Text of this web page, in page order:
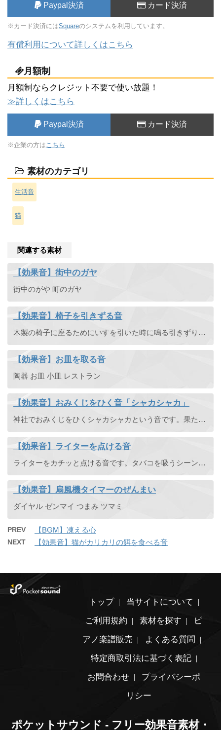
Paypal決済 カード決済
※カード決済にはSquareのシステムを利用しています。
有償利用について詳しくはこちら
月額制
月額制ならクレジット不要で使い放題！
≫詳しくはこちら
Paypal決済 カード決済
※企業の方は こちら
素材のカテゴリ
生活音
猫
関連する素材
【効果音】街中のガヤ
街中のがや 町のガヤ
【効果音】椅子を引きずる音
木製の椅子に座るためにいすを引いた時に鳴る引きずり音です。ギーッ。
【効果音】お皿を取る音
陶器 お皿 小皿 レストラン
【効果音】おみくじをひく音「シャカシャカ」
神社でおみくじをひくシャカシャカという音です。果たして末吉でしょうか、中吉でしょうか、大吉でしょうか、それとも凶でしょうか。
【効果音】ライターを点ける音
ライターをカチッと点ける音です。タバコを吸うシーンなどでどうぞ。
【効果音】扇風機タイマーのぜんまい
ダイヤル ゼンマイ つまみ ツマミ
PREV 【BGM】凍える心
NEXT 【効果音】猫がカリカリの餌を食べる音
トップ
当サイトについて
ご利用規約
素材を探す
ピ
アノ楽譜販売
よくある質問
特定商取引法に基づく表記
お問合わせ
プライバシーポ
リシー
ポケットサウンド - フリー効果音素材・